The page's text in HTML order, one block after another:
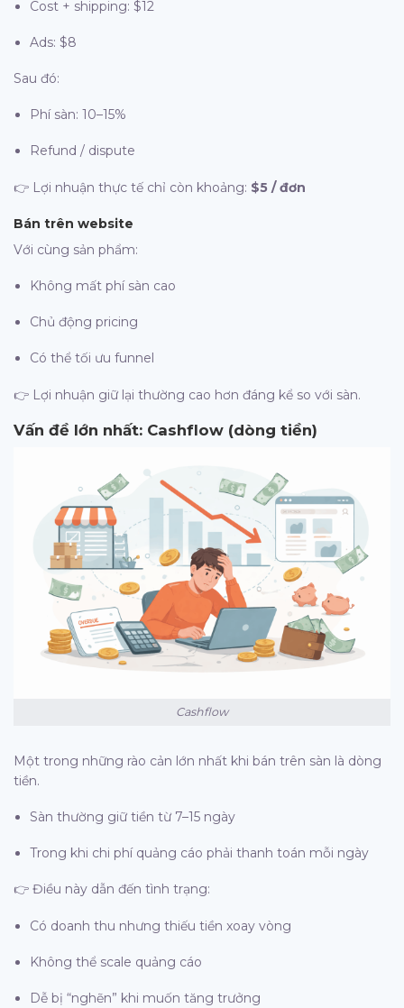
Cost + shipping: $12
Ads: $8
Sau đó:
Phí sàn: 10–15%
Refund / dispute
👉 Lợi nhuận thực tế chỉ còn khoảng: $5 / đơn
Bán trên website
Với cùng sản phẩm:
Không mất phí sàn cao
Chủ động pricing
Có thể tối ưu funnel
👉 Lợi nhuận giữ lại thường cao hơn đáng kể so với sàn.
Vấn đề lớn nhất: Cashflow (dòng tiền)
Cashflow
Một trong những rào cản lớn nhất khi bán trên sàn là dòng
tiền.
Sàn thường giữ tiền từ 7–15 ngày
Trong khi chi phí quảng cáo phải thanh toán mỗi ngày
👉 Điều này dẫn đến tình trạng:
Có doanh thu nhưng thiếu tiền xoay vòng
Không thể scale quảng cáo
Dễ bị “nghẽn” khi muốn tăng trưởng